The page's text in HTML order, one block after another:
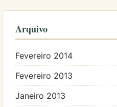
Arquivo
Fevereiro 2014
Fevereiro 2013
Janeiro 2013